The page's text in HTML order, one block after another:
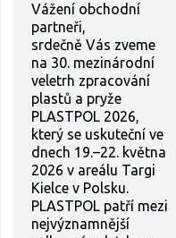
Vážení obchodní
partneři,
srdečně Vás zveme
na 30. mezinárodní
veletrh zpracování
plastů a pryže
PLASTPOL 2026,
který se uskuteční ve
dnech 19.–22. května
2026 v areálu Targi
Kielce v Polsku.
PLASTPOL patří mezi
nejvýznamnější